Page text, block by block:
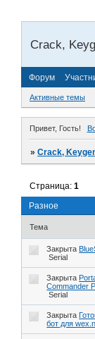
Crack,
Форум
Активные темы
Привет, Гость!
»Crack,
Разное
Страница:1
Тема
Закрыта
Serial
Закрыта
Commander
Serial
Закрыта
бот для